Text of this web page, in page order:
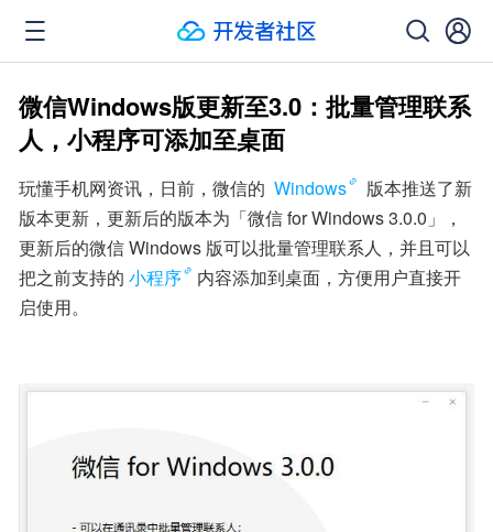
微信Windows版更新至3.0：批量管理联系
人，小程序可添加至桌面
玩懂手机网资讯，日前，微信的 Windows
版本推送了新
版本更新，更新后的版本为「微信 for Windows 3.0.0」，
更新后的微信 Windows 版可以批量管理联系人，并且可以
把之前支持的 小程序
内容添加到桌面，方便用户直接开
启使用。